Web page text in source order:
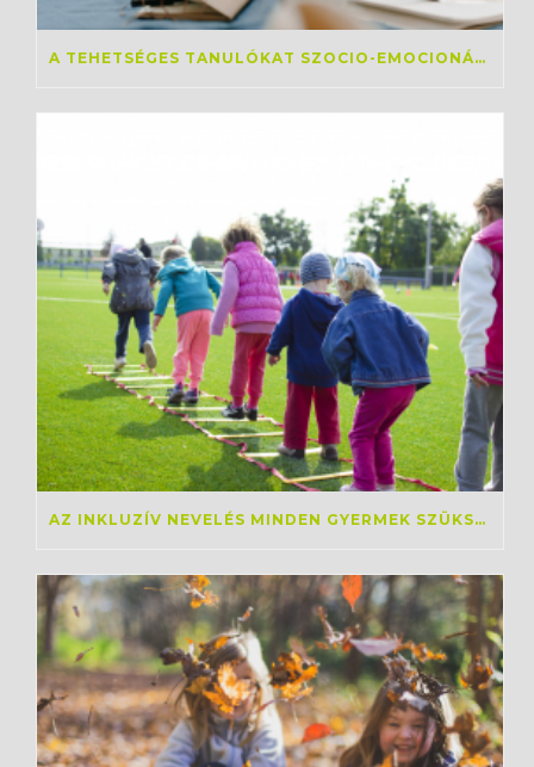
A TEHETSÉGES TANULÓKAT SZOCIO-EMOCIONÁLIS TÉREN IS TÁMOGATNI KELL
AZ INKLUZÍV NEVELÉS MINDEN GYERMEK SZÜKSÉGLETEIT KÉPES KIELÉGÍTENI